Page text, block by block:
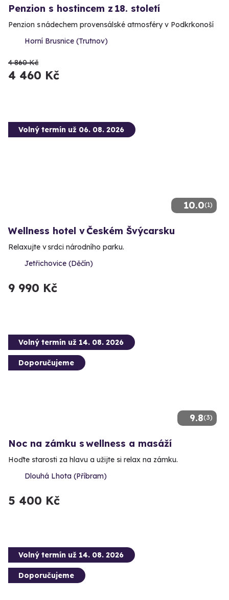
Penzion s hostincem z 18. století
Penzion s nádechem provensálské atmosféry v Podkrkonoší
Horní Brusnice (Trutnov)
4 860 Kč
4 460 Kč
10.0(1)
Volný termín už 06. 08. 2026
Wellness hotel v Českém Švýcarsku
Relaxujte v srdci národního parku.
Jetřichovice (Děčín)
9 990 Kč
9.8(3)
Volný termín už 14. 08. 2026
Doporučujeme
Noc na zámku s wellness a masáží
Hoďte starosti za hlavu a užijte si relax na zámku.
Dlouhá Lhota (Příbram)
5 400 Kč
Volný termín už 14. 08. 2026
Doporučujeme